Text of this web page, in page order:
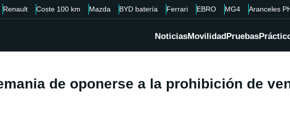
Renault Coste 100 km Mazda BYD batería Ferrari EBRO MG4 Aranceles
NoticiasMovilidadPruebas
de oponerse a la prohibición de